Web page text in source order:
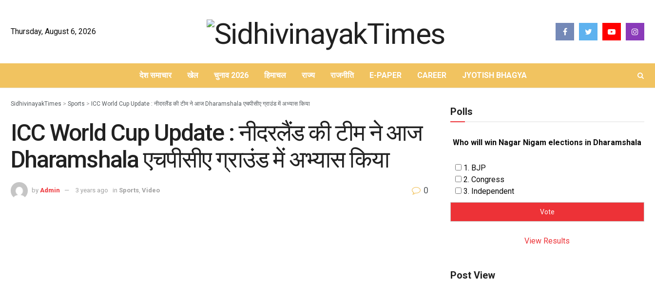
Thursday, August 6, 2026
देश समाचार खेल चुनाव 2026 हिमाचल राज्य राजनीति E-PAPER CAREER JYOTISH BHAGYA
SidhivinayakTimes > Sports > ICC World Cup Update : नीदरलैंड की टीम ने आज Dharamshala एचपीसीए ग्राउंड में अभ्यास किया
ICC World Cup Update : नीदरलैंड की टीम ने आज
Dharamshala एचपीसीए ग्राउंड में अभ्यास किया
by Admin 3 years ago in Sports, Video 0
Polls
Who will win Nagar Nigam elections in Dharamshala
1. BJP
2. Congress
3. Independent
View Results
Post View